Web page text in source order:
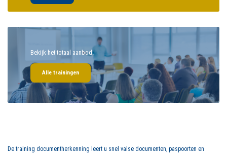
Bekijk het totaal aanbod.
Alle trainingen
De training documentherkenning leert u snel valse documenten, paspoorten en